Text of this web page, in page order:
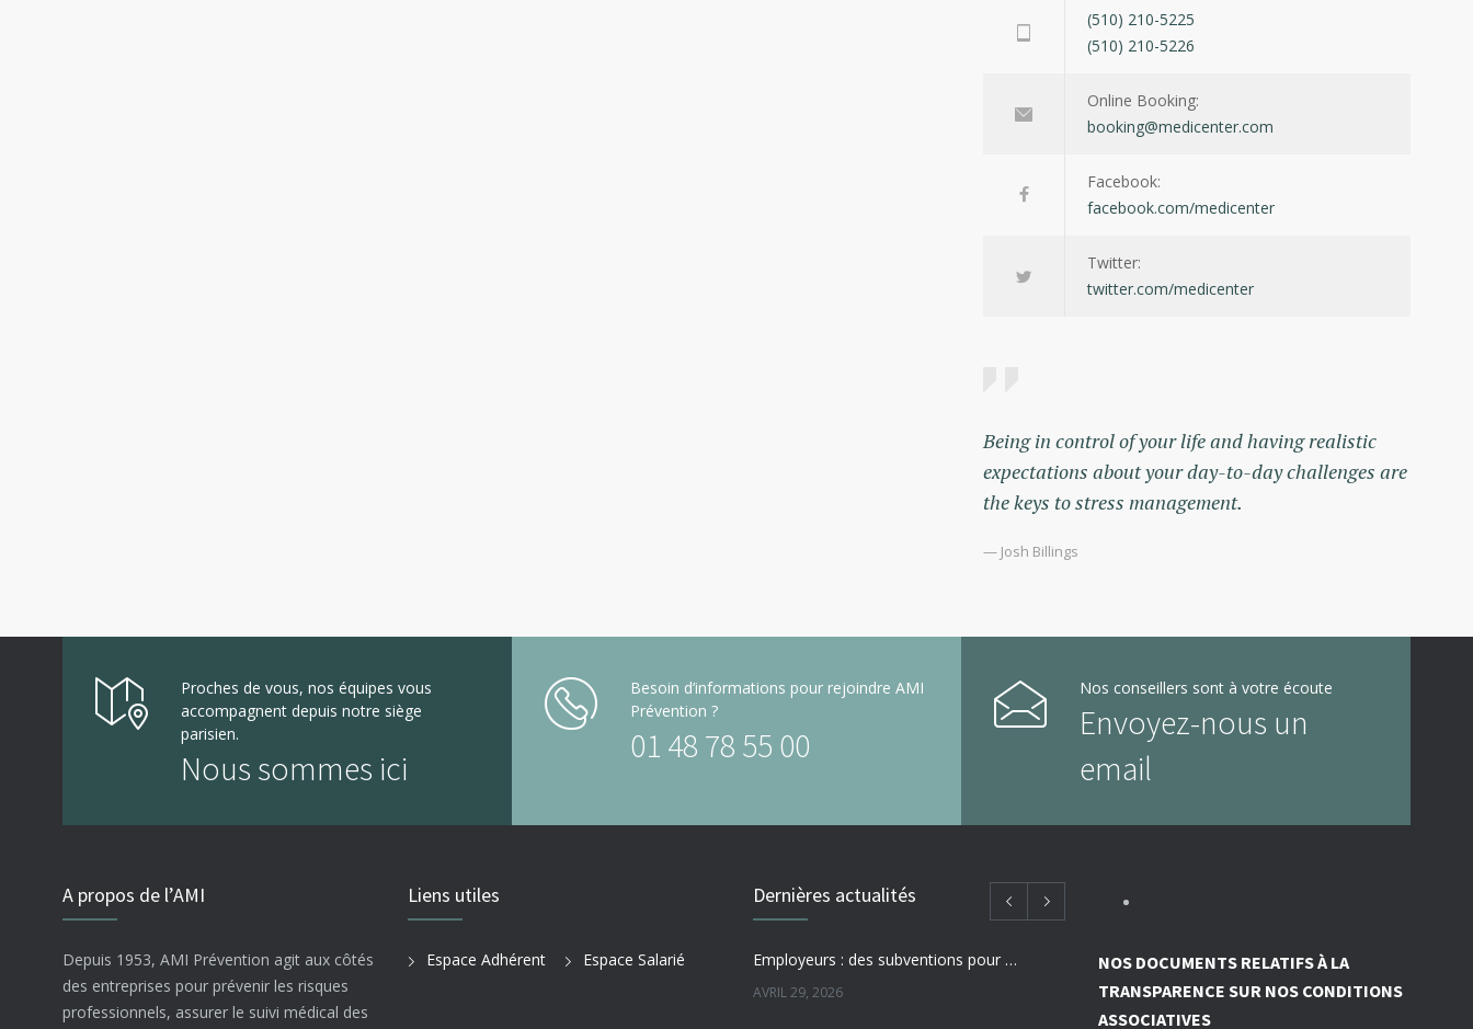
(510) 210-5225
(510) 210-5226
Online Booking:
booking@medicenter.com
Facebook:
facebook.com/medicenter
Twitter:
twitter.com/medicenter
Being in control of your life and having realistic
expectations about your day-to-day challenges are
the keys to stress management.
— Josh Billings
Proches de vous, nos équipes vous
accompagnent depuis notre siège
parisien.
Nous sommes ici
Besoin d’informations pour rejoindre AMI
Prévention ?
01 48 78 55 00
Nos conseillers sont à votre écoute
Envoyez-nous un
email
A propos de l’AMI
Depuis 1953, AMI Prévention agit aux côtés
des entreprises pour prévenir les risques
professionnels, assurer le suivi médical des
Liens utiles
Espace Adhérent Espace Salarié
Dernières actualités
Employeurs : des subventions pour financer vos actions de prévention des risques professionnels
AVRIL 29, 2026
NOS DOCUMENTS RELATIFS À LA
TRANSPARENCE SUR NOS CONDITIONS
ASSOCIATIVES